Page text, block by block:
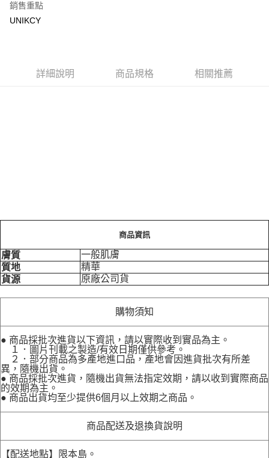
Google Pay
每筆NT$70，滿NT$499(含以上)免運費
銷售重點
UNIKCY
詳細說明 商品規格 相關推薦
商品資訊
膚質
一般肌膚
質地
精華
貨源
原廠公司貨
購物須知
● 商品採批次進貨以下資訊，請以實際收到實品為主。
１．圖片刊載之製造/有效日期僅供參考。
２．部分商品為多產地進口品，產地會因進貨批次有所差
異，隨機出貨。
● 商品採批次進貨，隨機出貨無法指定效期，請以收到實際商品
的效期為主。
● 商品出貨均至少提供6個月以上效期之商品。
商品配送及退換貨說明
【配送地點】限本島。